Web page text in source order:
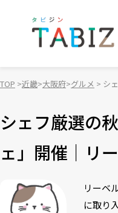
TOP 近畿 大阪府 グルメ シ
シェフ厳選の
ェ」開催｜リ
リーベ
に取り